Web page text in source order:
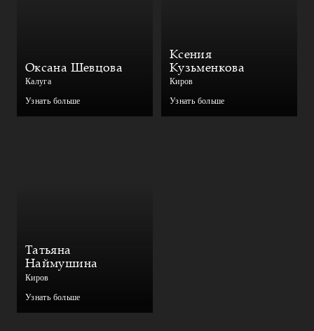
Оксана Шевцова
Калуга
Узнать больше
Ксения
Кузьменкова
Киров
Узнать больше
Татьяна
Наймушина
Киров
Узнать больше